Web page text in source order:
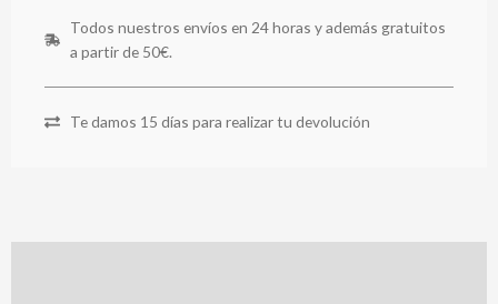
Todos nuestros envíos en 24 horas y además gratuitos
a partir de 50€.
Te damos 15 días para realizar tu devolución